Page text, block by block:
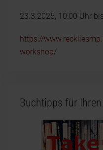
23.3.2025, 10:00 Uhr
https://
workshop/
Buchtipps für